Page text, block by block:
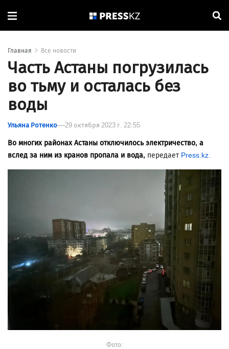
Главная Все новости
Часть Астаны погрузилась
во тьму и осталась без
воды
Ульяна Ротенко 29 октября 2023 г. 22:55
Во многих районах Астаны отключилось электричество, а
вслед за ним из кранов пропала и вода, передает Press.kz.
Фото: